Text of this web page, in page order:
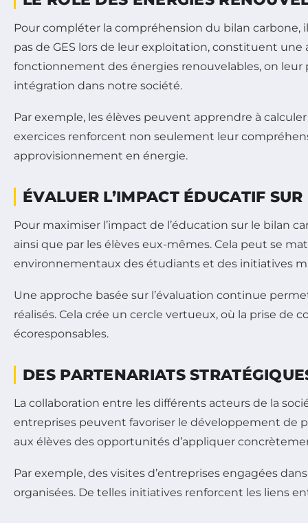
Pour compléter la compréhension du bilan carbone,
pas de GES lors de leur exploitation, constituent
fonctionnement des énergies renouvelables, on
intégration dans notre société.
Par exemple, les élèves peuvent apprendre à
exercices renforcent non seulement leur
approvisionnement en énergie.
ÉVALUER L’IMPACT ÉDUCATIF
Pour maximiser l’impact de l’éducation sur le bilan
ainsi que par les élèves eux-mêmes. Cela peut se
environnementaux des étudiants et des initiatives
Une approche basée sur l’évaluation continue
réalisés. Cela crée un cercle vertueux, où la prise de
écoresponsables.
DES PARTENARIATS
La collaboration entre les différents acteurs de la
entreprises peuvent favoriser le développement de
aux élèves des opportunités d’appliquer
Par exemple, des visites d’entreprises engagées
organisées. De telles initiatives renforcent les liens